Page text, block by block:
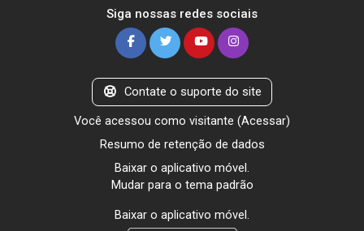
Siga nossas redes sociais
Contate o suporte do site
Você acessou como visitante (Acessar)
Resumo de retenção de dados
Baixar o aplicativo móvel.
Mudar para o tema padrão
Baixar o aplicativo móvel.